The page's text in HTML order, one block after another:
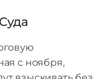
с ноября,